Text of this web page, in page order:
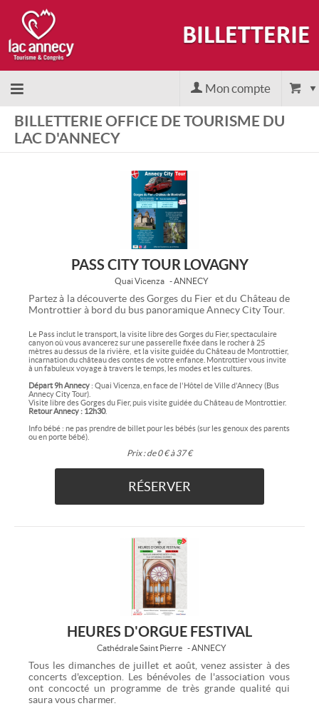
Accueil
Mon compte
BILLETTERIE OFFICE DE TOURISME DU
LAC D'ANNECY
PASS CITY TOUR LOVAGNY
Quai Vicenza - ANNECY
Partez à la découverte des Gorges du Fier et du Château de
Montrottier à bord du bus panoramique Annecy City Tour.
Le Pass inclut le transport, la visite libre des Gorges du Fier, spectaculaire
canyon où vous avancerez sur une passerelle fixée dans le rocher à 25
mètres au dessus de la rivière, et la visite guidée du Château de Montrottier,
incarnation du château des contes de votre enfance. Montrottier vous invite
à un fabuleux voyage à travers le temps, les modes et les cultures.
Départ 9h Annecy: Quai Vicenza, en face de l'Hôtel de Ville d'Annecy (Bus
Annecy City Tour).
Visite libre des Gorges du Fier, puis visite guidée du Château de Montrottier.
Retour Annecy : 12h30.
Info bébé : ne pas prendre de billet pour les bébés (sur les genoux des parents
ou en porte bébé).
Prix :de 0 € à 37 €
RÉSERVER
HEURES D'ORGUE FESTIVAL
Cathédrale Saint Pierre - ANNECY
Tous les dimanches de juillet et août, venez assister à des
concerts d'exception. Les bénévoles de l'association vous
ont concocté un programme de très grande qualité qui
saura vous charmer.